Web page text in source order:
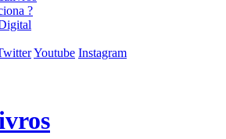
?
Youtube Instagram